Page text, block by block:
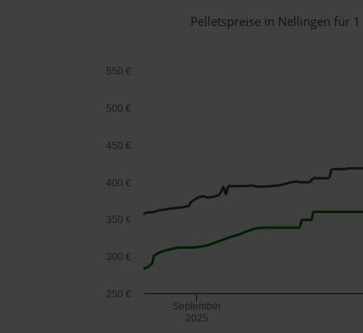
Pelletspreise in Nellingen für
September
2025
250 €
300 €
350 €
400 €
450 €
500 €
550 €